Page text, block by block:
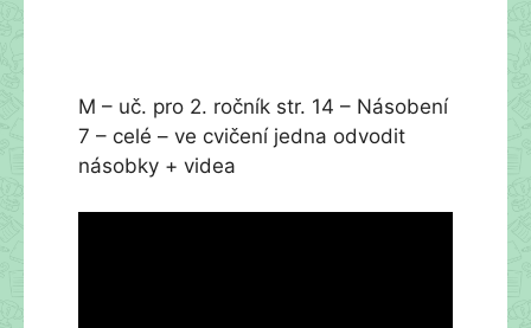
M – uč. pro 2. ročník str. 14 – Násobení
7 – celé – ve cvičení jedna odvodit
násobky + videa